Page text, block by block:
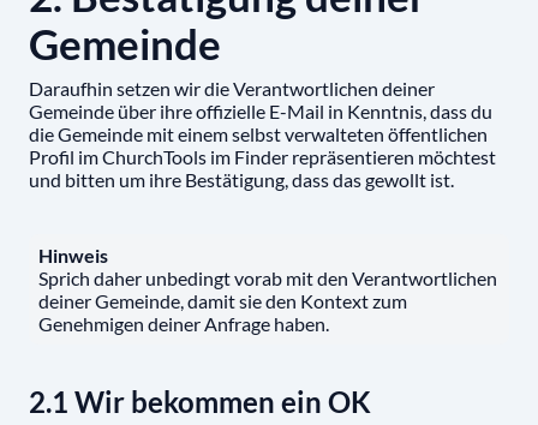
Gemeinde
Daraufhin setzen wir die Verantwortlichen deiner
Gemeinde über ihre offizielle E-Mail in Kenntnis, dass du
die Gemeinde mit einem selbst verwalteten öffentlichen
Profil im ChurchTools im Finder repräsentieren möchtest
und bitten um ihre Bestätigung, dass das gewollt ist.
Hinweis
Sprich daher unbedingt vorab mit den Verantwortlichen
deiner Gemeinde, damit sie den Kontext zum
Genehmigen deiner Anfrage haben.
2.1 Wir bekommen ein OK